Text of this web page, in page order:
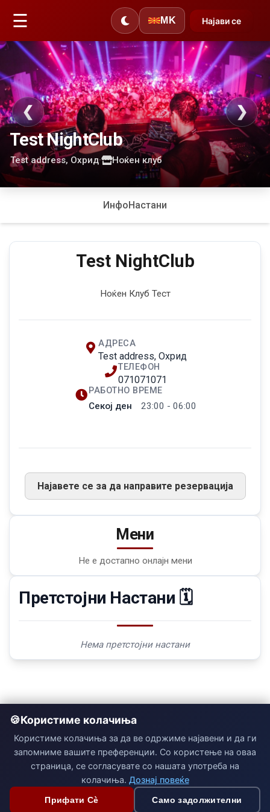
☰ MK Најави се
❮ ❯
Test NightClub
Test address, Охрид· Ноќен клуб
ИнфоНастани
Test NightClub
Ноќен Клуб Тест
АДРЕСА
Test address, Охрид
ТЕЛЕФОН
071071071
РАБОТНО ВРЕМЕ
Секој ден 23:00 - 06:00
Најавете се за да направите резервација
Мени
Не е достапно онлајн мени
Претстојни Настани 🗓️
Нема претстојни настани
Користиме колачиња
Користиме колачиња за да ве одржиме најавени и да ги
запомниме вашите преференции. Со користење на оваа
страница, се согласувате со нашата употреба на
колачиња. Дознај повеќе
Прифати Сè Само задолжителни